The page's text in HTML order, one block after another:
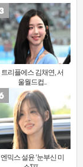
트리플에스 김채연, 서
울월드컵..
엔믹스 설윤 ‘눈부신 미